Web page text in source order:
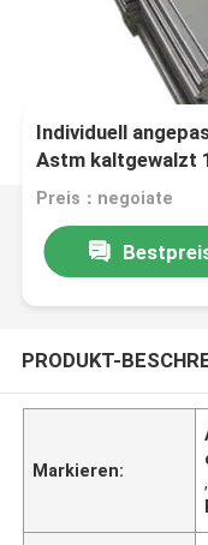
Individuell
Astm kaltgewalzt
Preis：negoiate
PRODUKT-
Markieren:
,